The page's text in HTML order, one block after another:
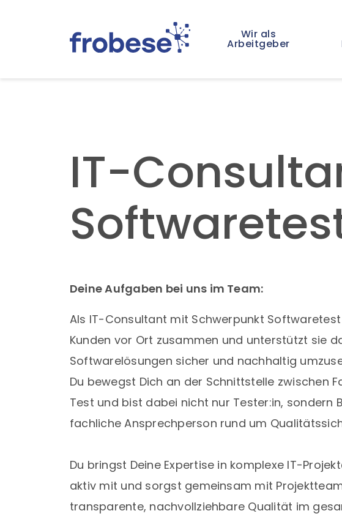
Wir als
Arbeitgeber
IT-
Deine Aufgaben bei uns im Team:
Als IT-Consultant mit Schwerpunkt
Kunden vor Ort zusammen und unterstützt sie
Softwarelösungen sicher und nachhaltig
Du bewegst Dich an der Schnittstelle zwischen
Test und bist dabei nicht nur Tester:in, sondern
fachliche Ansprechperson rund um
Du bringst Deine Expertise in komplexe IT-
aktiv mit und sorgst gemeinsam mit
transparente, nachvollziehbare Qualität im